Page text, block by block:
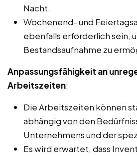
Nacht.
Wochenend- und
ebenfalls erforderlich sein,
Bestandsaufnahme zu
Anpassungsfähigkeit an
Arbeitszeiten:
Die Arbeitszeiten können
abhängig von den
Unternehmens und der
Es wird erwartet, dass